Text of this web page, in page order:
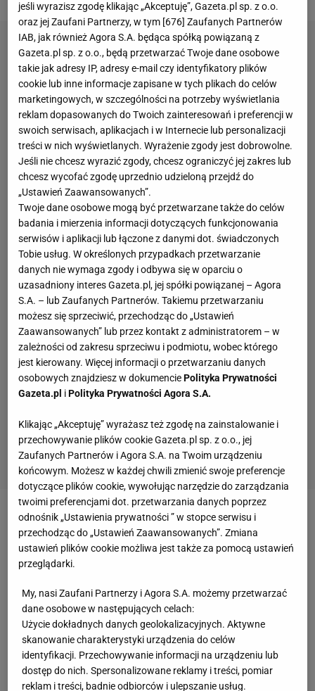
Zobacz wideoDziś to wyblakły klasyk, ale kiedyś to
się działo. "Szukali się po dworcach"
2026
Teraz trener Potter ogłosił szeroki skład
reprezentacji Szwecji namistrzostwa świata2026,
które po raz pierwszy w historii zostaną rozegrane w
jeśli wyrazisz zgodę klikając „Akceptuję”, Gazeta.pl sp. z o.o.
oraz jej Zaufani Partnerzy, w tym [676] Zaufanych Partnerów
IAB, jak również Agora S.A. będąca spółką powiązaną z
Gazeta.pl sp. z o.o., będą przetwarzać Twoje dane osobowe
takie jak adresy IP, adresy e-mail czy identyfikatory plików
cookie lub inne informacje zapisane w tych plikach do celów
marketingowych, w szczególności na potrzeby wyświetlania
reklam dopasowanych do Twoich zainteresowań i preferencji w
swoich serwisach, aplikacjach i w Internecie lub personalizacji
treści w nich wyświetlanych. Wyrażenie zgody jest dobrowolne.
Jeśli nie chcesz wyrazić zgody, chcesz ograniczyć jej zakres lub
chcesz wycofać zgodę uprzednio udzieloną przejdź do
„Ustawień Zaawansowanych”.
Twoje dane osobowe mogą być przetwarzane także do celów
badania i mierzenia informacji dotyczących funkcjonowania
serwisów i aplikacji lub łączone z danymi dot. świadczonych
Tobie usług. W określonych przypadkach przetwarzanie
danych nie wymaga zgody i odbywa się w oparciu o
uzasadniony interes Gazeta.pl, jej spółki powiązanej – Agora
S.A. – lub Zaufanych Partnerów. Takiemu przetwarzaniu
możesz się sprzeciwić, przechodząc do „Ustawień
Zaawansowanych” lub przez kontakt z administratorem – w
zależności od zakresu sprzeciwu i podmiotu, wobec którego
jest kierowany. Więcej informacji o przetwarzaniu danych
osobowych znajdziesz w dokumenciePolityka Prywatności
Gazeta.pl iPolityka Prywatności Agora S.A.
Klikając „Akceptuję” wyrażasz też zgodę na zainstalowanie i
przechowywanie plików cookie Gazeta.pl sp. z o.o., jej
Zaufanych Partnerów i Agora S.A. na Twoim urządzeniu
końcowym. Możesz w każdej chwili zmienić swoje preferencje
dotyczące plików cookie, wywołując narzędzie do zarządzania
twoimi preferencjami dot. przetwarzania danych poprzez
odnośnik „Ustawienia prywatności ” w stopce serwisu i
przechodząc do „Ustawień Zaawansowanych”. Zmiana
ustawień plików cookie możliwa jest także za pomocą ustawień
przeglądarki.
My, nasi Zaufani Partnerzy i Agora S.A. możemy przetwarzać
dane osobowe w następujących celach:
Użycie dokładnych danych geolokalizacyjnych. Aktywne
skanowanie charakterystyki urządzenia do celów
identyfikacji. Przechowywanie informacji na urządzeniu lub
dostęp do nich. Spersonalizowane reklamy i treści, pomiar
reklam i treści, badnie odbiorców i ulepszanie usług.